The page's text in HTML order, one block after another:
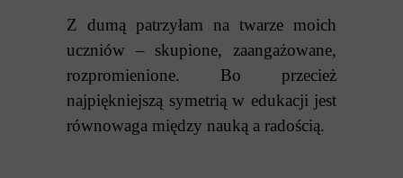
Z dumą patrzyłam na twarze moich
uczniów – skupione, zaangażowane,
rozpromienione. Bo przecież
najpiękniejszą symetrią w edukacji jest
równowaga między nauką a radością.